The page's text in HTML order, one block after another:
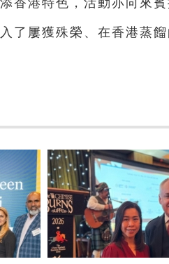
香港特色，活動亦向來
了屢獲殊榮、在香港蒸